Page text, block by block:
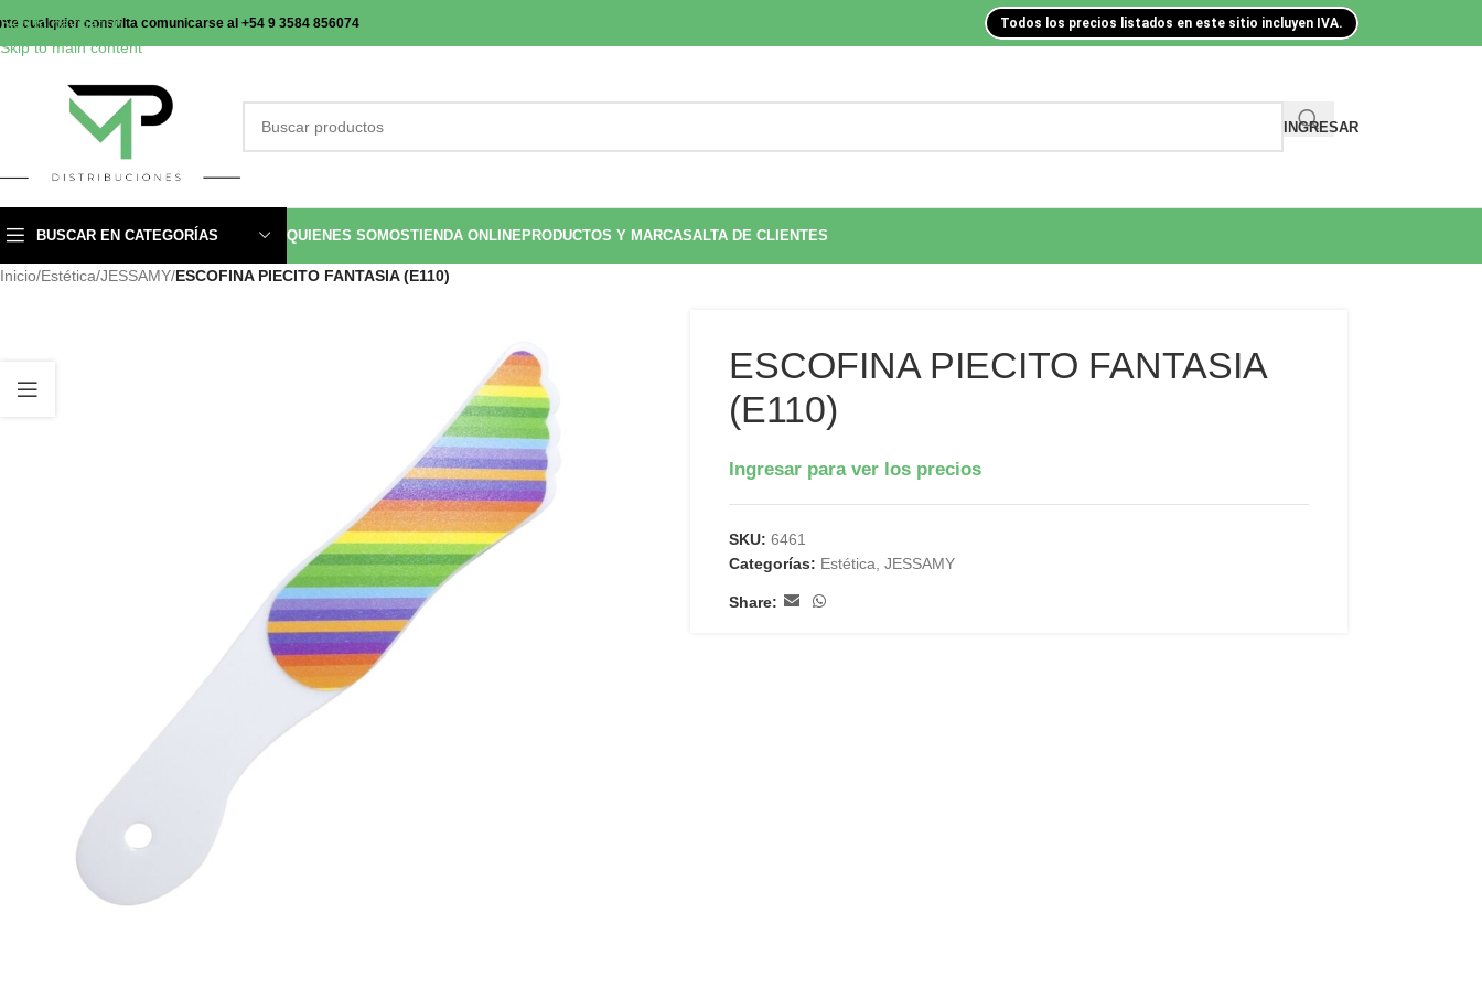
Skip to navigation
Skip to main content
cualquier consulta comunicarse al +54 9 3584 856074 Todos los precios listados en este sitio incluyen IVA.
INGRESAR
BUSCAR EN CATEGORÍAS QUIENES SOMOSTIENDA ONLINEPRODUCTOS Y MARCASALTA DE CLIENTES
Inicio/Estética/JESSAMY/ESCOFINA PIECITO FANTASIA (E110)
ESCOFINA PIECITO FANTASIA
(E110)
Ingresar para ver los precios
SKU: 6461
Categorías: Estética JESSAMY
Share: